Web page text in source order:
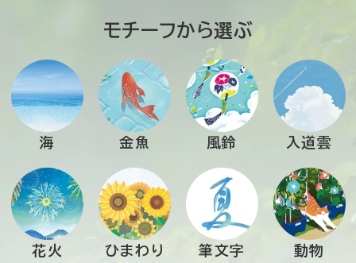
モチーフから選ぶ
海 金魚 風鈴 入道雲
花火
ひまわり
筆文字 動物